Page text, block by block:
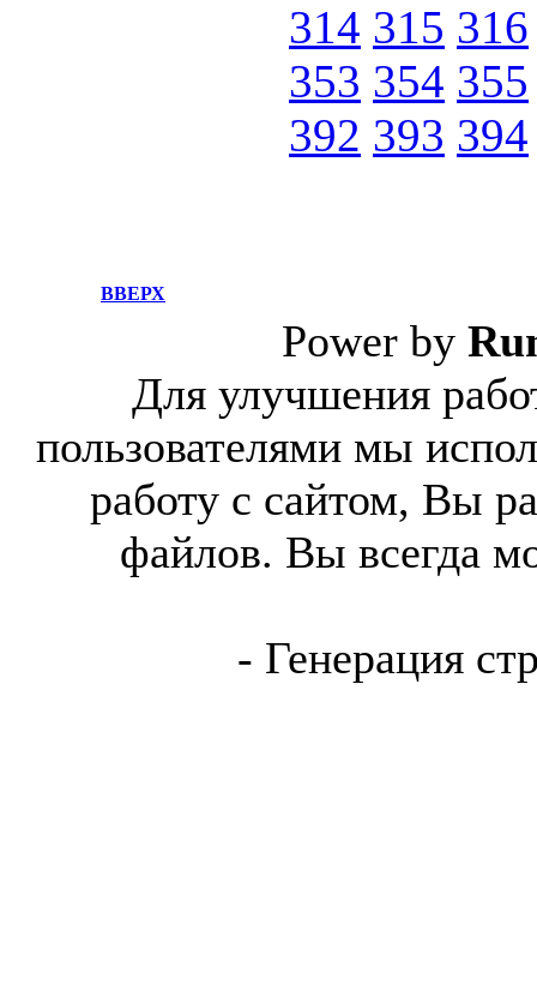
314 315 316
353 354 355
392 393 394
ВВЕРХ
Power by
Для улучшения
пользователями мы
работу с сайтом, Вы
файлов. Вы всегда
- Генерация